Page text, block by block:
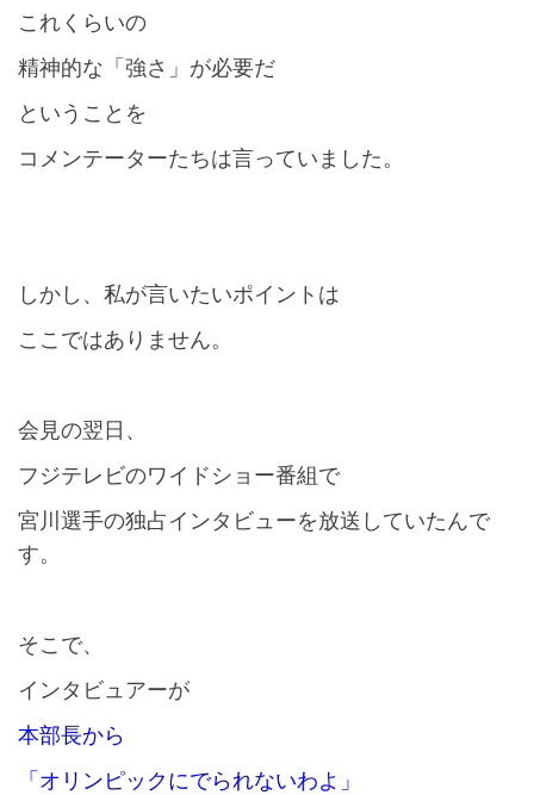
これくらいの
精神的な「強さ」が必要だ
ということを
コメンテーターたちは言っていました。
しかし、私が言いたいポイントは
ここではありません。
会見の翌日、
フジテレビのワイドショー番組で
宮川選手の独占インタビューを放送していたんで
す。
そこで、
インタビュアーが
本部長から
「オリンピックにでられないわよ」